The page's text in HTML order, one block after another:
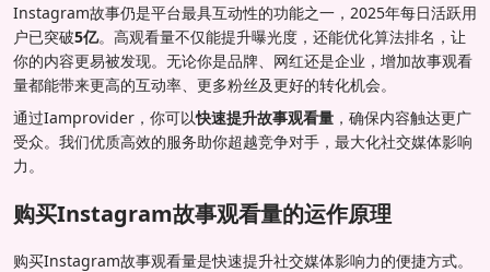
Instagram故事仍是平台最具互动性的功能之一，2025年每日活跃用
户已突破5亿。高观看量不仅能提升曝光度，还能优化算法排名，让
你的内容更易被发现。无论你是品牌、网红还是企业，增加故事观看
量都能带来更高的互动率、更多粉丝及更好的转化机会。
通过Iamprovider，你可以快速提升故事观看量 ，确保内容触达更广
受众。我们优质高效的服务助你超越竞争对手，最大化社交媒体影响
力。
购买Instagram故事观看量的运作原理
购买Instagram故事观看量是快速提升社交媒体影响力的便捷方式。